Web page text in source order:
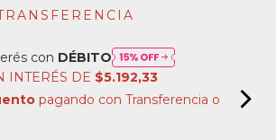
con DÉBITO
INTERÉS DE $5.192,33
pagando con Transferencia o